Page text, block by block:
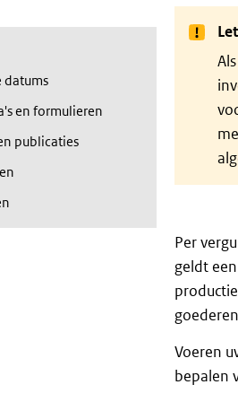
datums
en formulieren
publicaties
Per
geldt
Voeren
bepalen